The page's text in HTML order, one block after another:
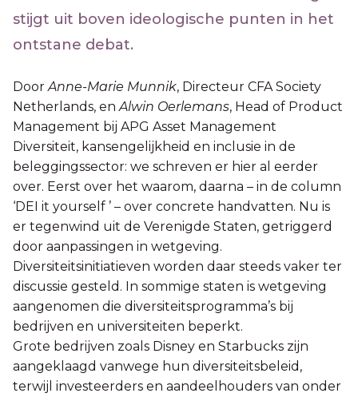
stijgt uit boven ideologische punten in het
ontstane debat.
DoorAnne-Marie Munnik, Directeur CFA Society
Netherlands, enAlwin Oerlemans, Head of Product
Management bij APG Asset Management
Diversiteit, kansengelijkheid en inclusie in de
beleggingssector: we schreven er hier al eerder
over. Eerst over het waarom, daarna – in de column
‘DEI it yourself ’ – over concrete handvatten. Nu is
er tegenwind uit de Verenigde Staten, getriggerd
door aanpassingen in wetgeving.
Diversiteitsinitiatieven worden daar steeds vaker ter
discussie gesteld. In sommige staten is wetgeving
aangenomen die diversiteitsprogramma’s bij
bedrijven en universiteiten beperkt.
Grote bedrijven zoals Disney en Starbucks zijn
aangeklaagd vanwege hun diversiteitsbeleid,
terwijl investeerders en aandeelhouders van onder